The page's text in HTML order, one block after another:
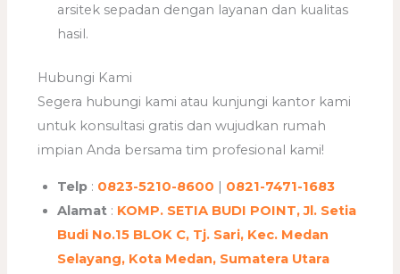
arsitek sepadan dengan layanan dan kualitas
hasil.
Hubungi Kami
Segera hubungi kami atau kunjungi kantor kami
untuk konsultasi gratis dan wujudkan rumah
impian Anda bersama tim profesional kami!
Telp : 0823-5210-8600
0821-7471-1683
Alamat : KOMP. SETIA BUDI POINT, Jl. Setia
Budi No.15 BLOK C, Tj. Sari, Kec. Medan
Selayang, Kota Medan, Sumatera Utara